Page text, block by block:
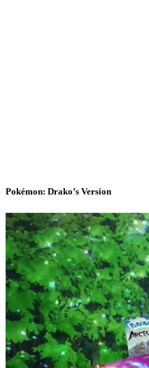
Pokémon: Drako’s Version